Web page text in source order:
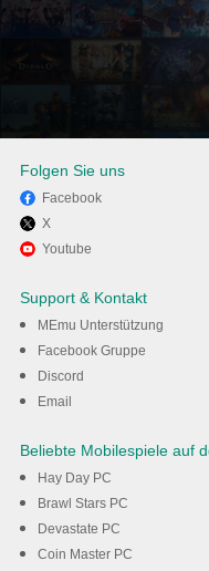
GreenTuber
auf
Folgen Sie uns
Facebook
X
Youtube
Support & Kontakt
MEmu Unterstützung
Facebook Gruppe
Discord
Email
Beliebte Mobilespiele auf
Hay Day PC
Brawl Stars PC
Devastate PC
Coin Master PC